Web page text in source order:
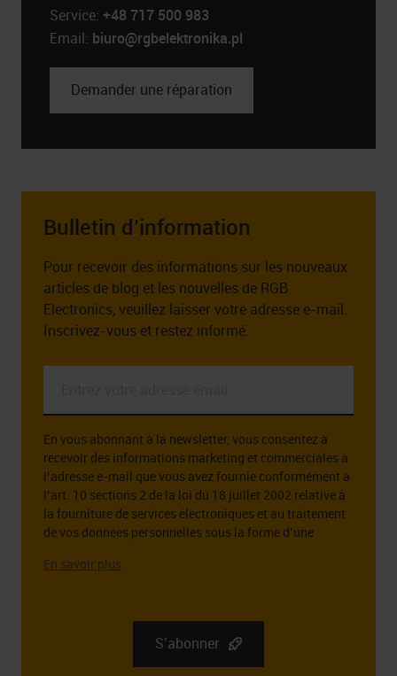
Service: +48 717 500 983
Email: biuro@rgbelektronika.pl
Demander une réparation
Bulletin d’information
Pour recevoir des informations sur les nouveaux
articles de blog et les nouvelles de RGB
Electronics, veuillez laisser votre adresse e-mail.
Inscrivez-vous et restez informé.
email
*
En vous abonnant à la newsletter, vous consentez à
recevoir des informations marketing et commerciales à
l’adresse e-mail que vous avez fournie conformément à
l’art. 10 sections 2 de la loi du 18 juillet 2002 relative à
la fourniture de services électroniques et au traitement
de vos données personnelles sous la forme d’une
Sp. k., st. Dlugosza 2-6, 51 – 162 Wrocław. Des
informations complètes sur l’administrateur de vos
S’abonner